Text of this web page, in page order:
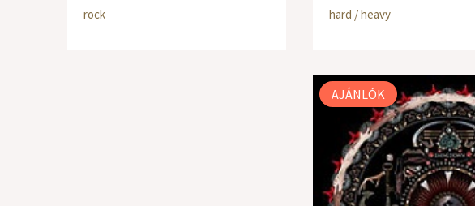
rock hard / heavy
AJÁNLÓK